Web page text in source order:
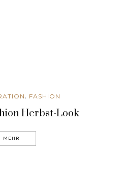
, FASHION
Herbst-Look
MEHR